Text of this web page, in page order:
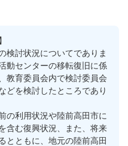
検討状況についてでありま
動センターの移転復旧に係
教育委員会内で検討委員会
どを検討したところであり
の利用状況や陸前高田市に
含む復興状況、また、将来
とともに、地元の陸前高田